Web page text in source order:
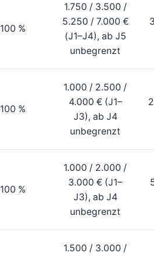
100 %
1.750 / 3.500 /
5.250 / 7.000 €
(J1–J4), ab J5
unbegrenzt
100 %
1.000 / 2.500 /
4.000 € (J1–
J3), ab J4
unbegrenzt
100 %
1.000 / 2.000 /
3.000 € (J1–
J3), ab J4
unbegrenzt
1.500 / 3.000 /